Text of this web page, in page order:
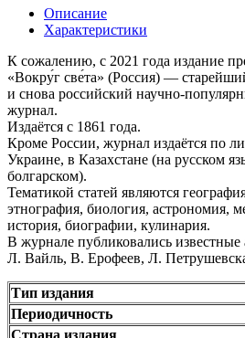
Описание
Характеристики
К сожалению, с 2021 года издание
«Вокру́г све́та» (Россия) —
и снова российский научно-
журнал.
Издаётся с 1861 года.
Кроме России, журнал издаётся по
Украине, в Казахстане (на русском
болгарском).
Тематикой статей являются
этнография, биология, астрономия,
история, биографии, кулинария.
В журнале публиковались
Л. Вайль, В. Ерофеев, Л.
Тип издания
Периодичность